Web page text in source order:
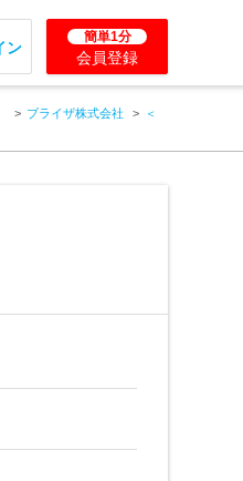
ン
簡単1分
会員登録
ブライザ株式会社
＜